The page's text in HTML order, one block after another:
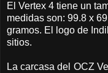
El Vertex 4 tiene un
medidas son: 99.8 x
gramos. El logo de
sitios.
La carcasa del OCZ